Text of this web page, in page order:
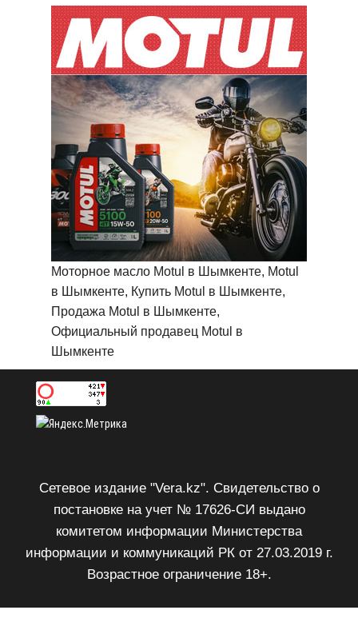
Моторное масло Motul в Шымкенте, Motul
в Шымкенте, Купить Motul в Шымкенте,
Продажа Motul в Шымкенте,
Официальный продавец Motul в
Шымкенте
Сетевое издание "Vera.kz". Свидетельство о
постановке на учет № 17626-СИ выдано
комитетом информации Министерства
информации и коммуникаций РК от 27.03.2019 г.
Возрастное ограничение 18+.